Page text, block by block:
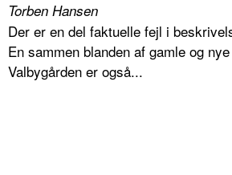
Torben Hansen
Der er en del faktuelle fejl i
En sammen blanden af gamle og
Valbygården er også...